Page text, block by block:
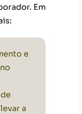
Em
e
a